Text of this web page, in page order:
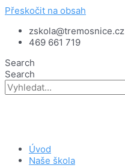
Přeskočit na obsah
zskola@tremosnice.cz
469 661 719
Search
Search
Úvod
Naše škola